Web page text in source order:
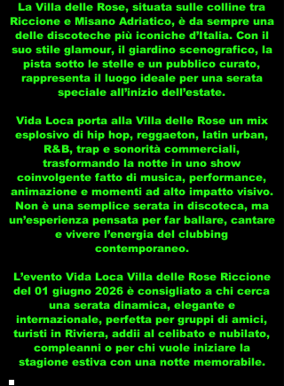
La Villa delle Rose, situata sulle colline tra
Riccione e Misano Adriatico, è da sempre una
delle discoteche più iconiche d’Italia. Con il
suo stile glamour, il giardino scenografico, la
pista sotto le stelle e un pubblico curato,
rappresenta il luogo ideale per una serata
speciale all’inizio dell’estate.
Vida Loca porta alla Villa delle Rose un mix
esplosivo di hip hop, reggaeton, latin urban,
R&B, trap e sonorità commerciali,
trasformando la notte in uno show
coinvolgente fatto di musica, performance,
animazione e momenti ad alto impatto visivo.
Non è una semplice serata in discoteca, ma
un’esperienza pensata per far ballare, cantare
e vivere l’energia del clubbing
contemporaneo.
L’evento Vida Loca Villa delle Rose Riccione
del 01 giugno 2026 è consigliato a chi cerca
una serata dinamica, elegante e
internazionale, perfetta per gruppi di amici,
turisti in Riviera, addii al celibato e nubilato,
compleanni o per chi vuole iniziare la
stagione estiva con una notte memorabile.